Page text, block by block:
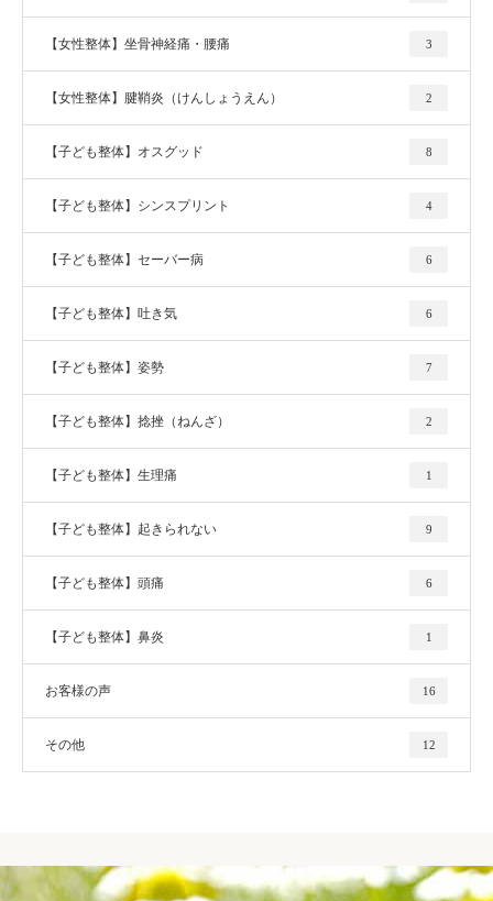
【女性整体】坐骨神経痛・腰痛 3
【女性整体】腱鞘炎（けんしょうえん） 2
【子ども整体】オスグッド 8
【子ども整体】シンスプリント 4
【子ども整体】セーバー病 6
【子ども整体】吐き気 6
【子ども整体】姿勢 7
【子ども整体】捻挫（ねんざ） 2
【子ども整体】生理痛 1
【子ども整体】起きられない 9
【子ども整体】頭痛 6
【子ども整体】鼻炎 1
お客様の声 16
その他 12